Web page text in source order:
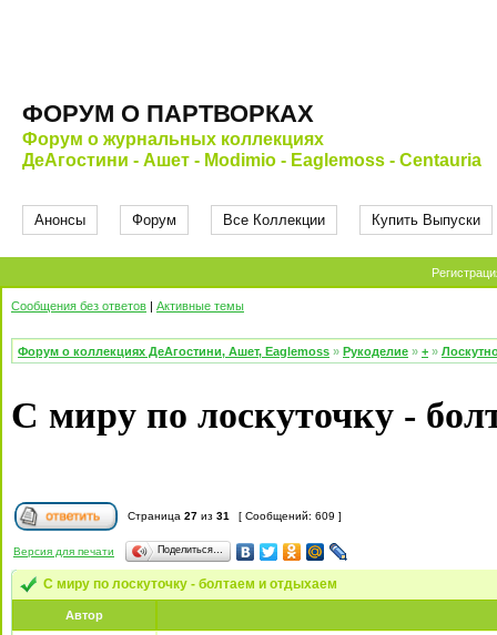
ФОРУМ О ПАРТВОРКАХ
Форум о журнальных коллекциях
ДеАгостини - Ашет - Modimio - Eaglemoss - Centauria
Анонсы Форум Все Коллекции Купить Выпуски
Сообщения без ответов | Активные темы
Форум о коллекциях ДеАгостини, Ашет, Eaglemoss » Рукоделие » + »
С миру по лоскуточку -
Страница 27 из 31 [ Сообщений: 609 ]
Версия для печати Поделиться…
С миру по лоскуточку - болтаем и отдыхаем
Автор